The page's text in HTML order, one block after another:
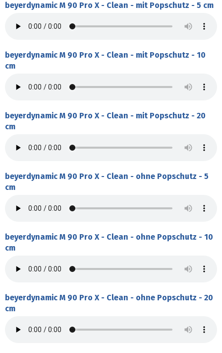
beyerdynamic M 90 Pro X - Clean - mit Popschutz - 5 cm
beyerdynamic M 90 Pro X - Clean - mit Popschutz - 10
cm
beyerdynamic M 90 Pro X - Clean - mit Popschutz - 20
cm
beyerdynamic M 90 Pro X - Clean - ohne Popschutz - 5
cm
beyerdynamic M 90 Pro X - Clean - ohne Popschutz - 10
cm
beyerdynamic M 90 Pro X - Clean - ohne Popschutz - 20
cm